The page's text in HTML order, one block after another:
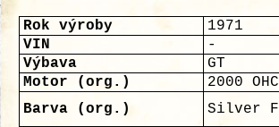
Rok výroby 1971
VIN
-
Výbava
GT
Motor (org.)
2000 OHC
Barva (org.)
Silver